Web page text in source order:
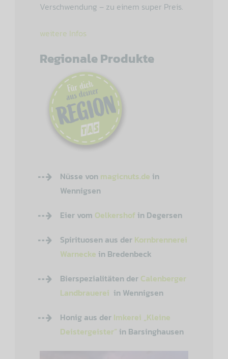
Verschwendung – zu einem super Preis.
weitere Infos
Regionale Produkte
Nüsse von magicnuts.de in
Wennigsen
Eier vom Oelkershof in Degersen
Spirituosen aus der Kornbrennerei
Warnecke in Bredenbeck
Bierspezialitäten der Calenberger
Landbrauerei in Wennigsen
Honig aus der Imkerei „Kleine
Deistergeister“ in Barsinghausen